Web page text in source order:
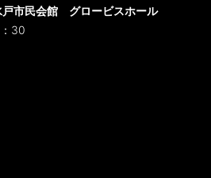
市民会館 グロービスホール
30